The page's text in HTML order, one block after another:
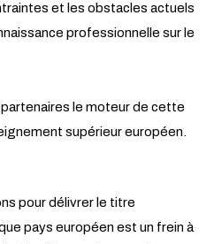
et les obstacles actuels
professionnelle sur le
le moteur de cette
supérieur européen.
pour délivrer le titre
pays européen est un frein à